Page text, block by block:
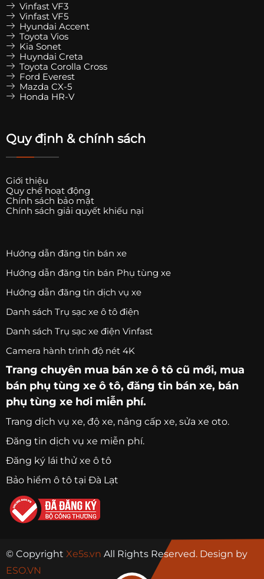
Vinfast VF3
Vinfast VF5
Hyundai Accent
Toyota Vios
Kia Sonet
Huyndai Creta
Toyota Corolla Cross
Ford Everest
Mazda CX-5
Honda HR-V
Quy định & chính sách
Giới thiệu
Quy chế hoạt động
Chính sách bảo mật
Chính sách giải quyết khiếu nại
Hướng dẫn đăng tin bán xe
Hướng dẫn đăng tin bán Phụ tùng xe
Hướng dẫn đăng tin dịch vụ xe
Danh sách Trụ sạc xe ô tô điện
Danh sách Trụ sạc xe điện Vinfast
Camera hành trình độ nét 4K
Trang chuyên mua bán xe ô tô cũ mới, mua
bán phụ tùng xe ô tô, đăng tin bán xe, bán
phụ tùng xe hơi miễn phí.
Trang dịch vụ xe, độ xe, nâng cấp xe, sửa xe oto.
Đăng tin dịch vụ xe miễn phí.
Đăng ký lái thử xe ô tô
Bảo hiểm ô tô tại Đà Lạt
© Copyright Xe5s.vn All Rights Reserved. Design by
ESO.VN